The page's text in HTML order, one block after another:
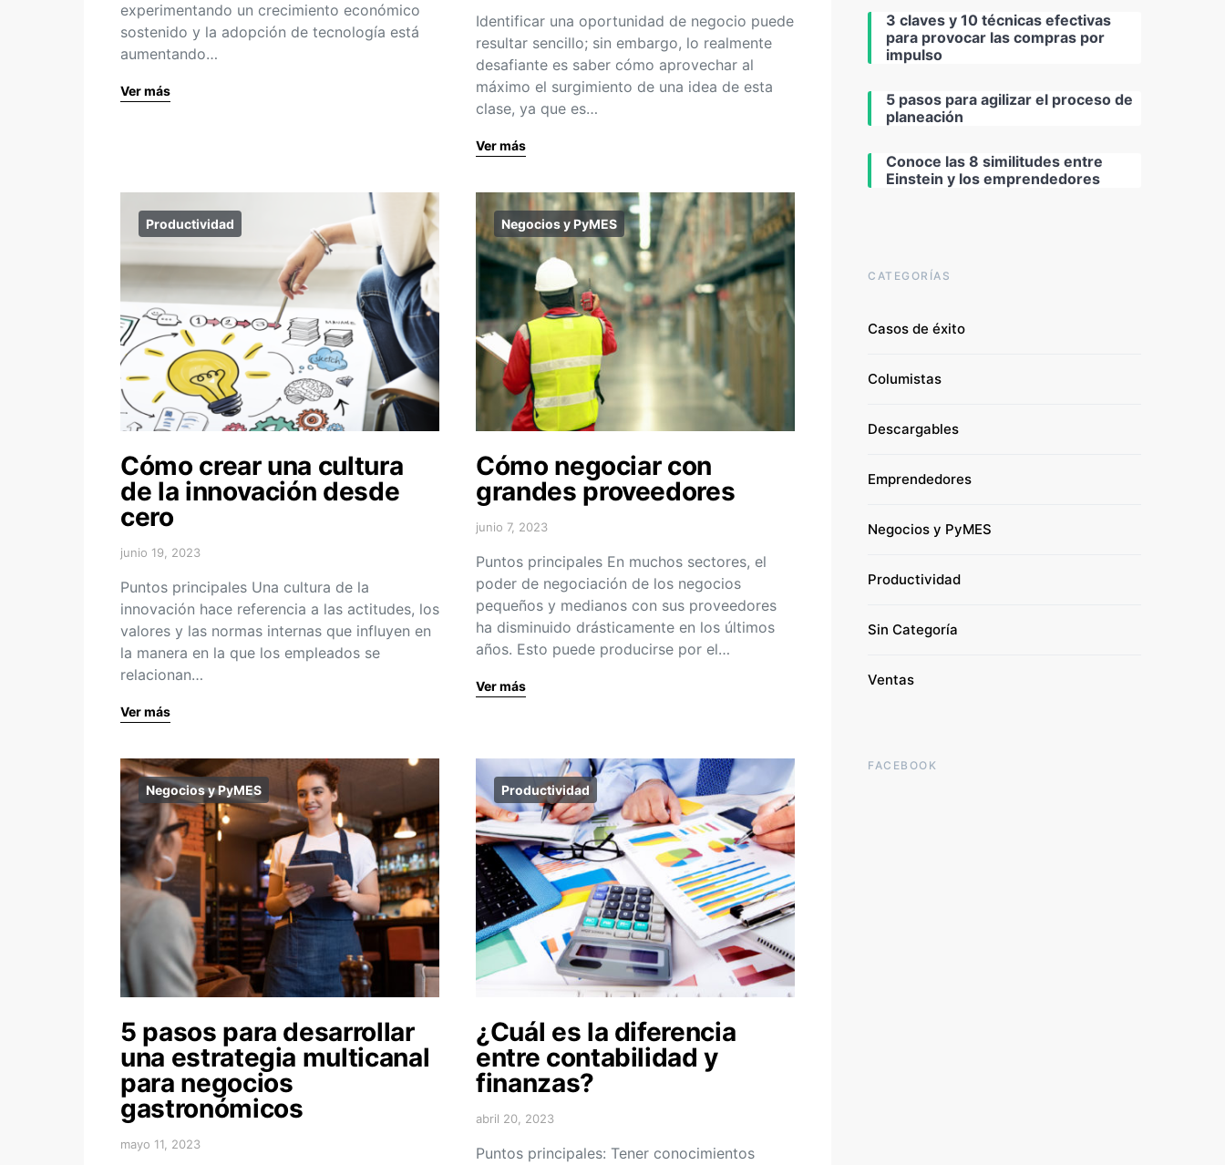
experimentando un crecimiento económico
sostenido y la adopción de tecnología está
aumentando…
Ver más
Identificar una oportunidad de negocio puede
resultar sencillo; sin embargo, lo realmente
desafiante es saber cómo aprovechar al
máximo el surgimiento de una idea de esta
clase, ya que es…
Ver más
Productividad
Cómo crear una cultura
de la innovación desde
cero
junio 19, 2023
Puntos principales Una cultura de la
innovación hace referencia a las actitudes, los
valores y las normas internas que influyen en
la manera en la que los empleados se
relacionan…
Ver más
Negocios y PyMES
Cómo negociar con
grandes proveedores
junio 7, 2023
Puntos principales En muchos sectores, el
poder de negociación de los negocios
pequeños y medianos con sus proveedores
ha disminuido drásticamente en los últimos
años. Esto puede producirse por el…
Ver más
Negocios y PyMES
5 pasos para desarrollar
una estrategia multicanal
para negocios
gastronómicos
mayo 11, 2023
Productividad
¿Cuál es la diferencia
entre contabilidad y
finanzas?
abril 20, 2023
Puntos principales: Tener conocimientos
3 claves y 10 técnicas efectivas
para provocar las compras por
impulso
5 pasos para agilizar el proceso de
planeación
Conoce las 8 similitudes entre
Einstein y los emprendedores
CATEGORÍAS
Casos de éxito
Columistas
Descargables
Emprendedores
Negocios y PyMES
Productividad
Sin Categoría
Ventas
FACEBOOK